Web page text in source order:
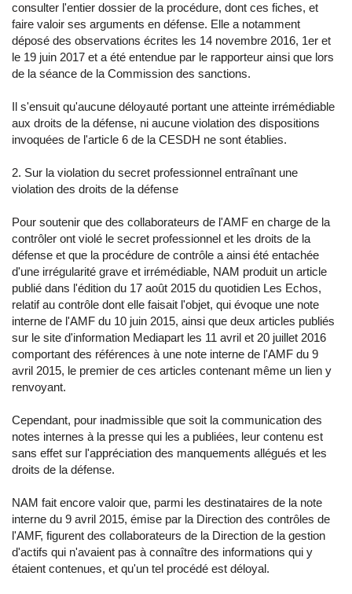
consulter l'entier dossier de la procédure, dont ces fiches, et
faire valoir ses arguments en défense. Elle a notamment
déposé des observations écrites les 14 novembre 2016, 1er et
le 19 juin 2017 et a été entendue par le rapporteur ainsi que lors
de la séance de la Commission des sanctions.
Il s'ensuit qu'aucune déloyauté portant une atteinte irrémédiable
aux droits de la défense, ni aucune violation des dispositions
invoquées de l'article 6 de la CESDH ne sont établies.
2. Sur la violation du secret professionnel entraînant une
violation des droits de la défense
Pour soutenir que des collaborateurs de l'AMF en charge de la
contrôler ont violé le secret professionnel et les droits de la
défense et que la procédure de contrôle a ainsi été entachée
d'une irrégularité grave et irrémédiable, NAM produit un article
publié dans l'édition du 17 août 2015 du quotidien Les Echos,
relatif au contrôle dont elle faisait l'objet, qui évoque une note
interne de l'AMF du 10 juin 2015, ainsi que deux articles publiés
sur le site d'information Mediapart les 11 avril et 20 juillet 2016
comportant des références à une note interne de l'AMF du 9
avril 2015, le premier de ces articles contenant même un lien y
renvoyant.
Cependant, pour inadmissible que soit la communication des
notes internes à la presse qui les a publiées, leur contenu est
sans effet sur l'appréciation des manquements allégués et les
droits de la défense.
NAM fait encore valoir que, parmi les destinataires de la note
interne du 9 avril 2015, émise par la Direction des contrôles de
l'AMF, figurent des collaborateurs de la Direction de la gestion
d'actifs qui n'avaient pas à connaître des informations qui y
étaient contenues, et qu'un tel procédé est déloyal.